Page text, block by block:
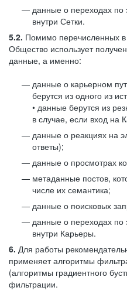
данные о переходах по
внутри Сетки.
5.2. Помимо перечисленных
Общество использует
данные, а именно:
данные о карьерном
берутся из одного из
• данные берутся из
в случае, если вход на
данные о реакциях на
ответы);
данные о просмотрах
метаданные постов,
числе их семантика;
данные о поисковых
данные о переходах по
внутри Карьеры.
6. Для работы
применяет алгоритмы
(алгоритмы градиентного
фильтрации.